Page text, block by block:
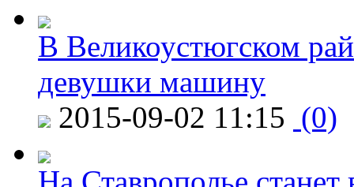
В Великоустюгском
девушки машину
2015-09-02 11:15 (0)